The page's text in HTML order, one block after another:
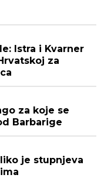
Istra i Kvarner
za
za koje se
Barbarige
je stupnjeva